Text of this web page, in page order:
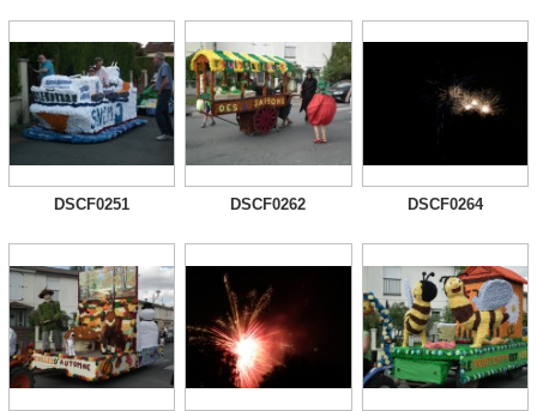
DSCF0251 DSCF0262 DSCF0264